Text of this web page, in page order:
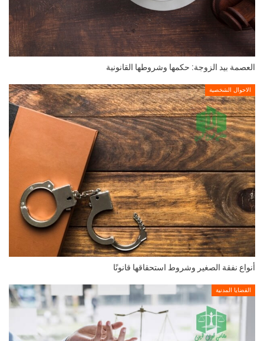
العصمة بيد الزوجة: حكمها وشروطها القانونية
الاحوال الشخصية
أنواع نفقة الصغير وشروط استحقاقها قانونًا
القضايا المدنية